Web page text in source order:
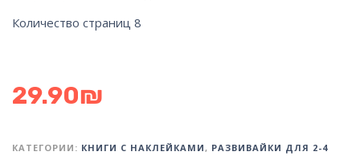
Количество страниц 8
29.90₪
КАТЕГОРИИ: КНИГИ С НАКЛЕЙКАМИ , РАЗВИВАЙКИ ДЛЯ 2-4